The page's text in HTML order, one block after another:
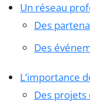
Un réseau
Des
Des
L’importance
Des projets